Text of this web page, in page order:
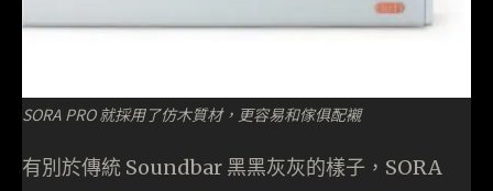
SORA PRO 就採用了仿木質材，更容易和傢俱配襯
有別於傳統 Soundbar 黑黑灰灰的樣子，SORA